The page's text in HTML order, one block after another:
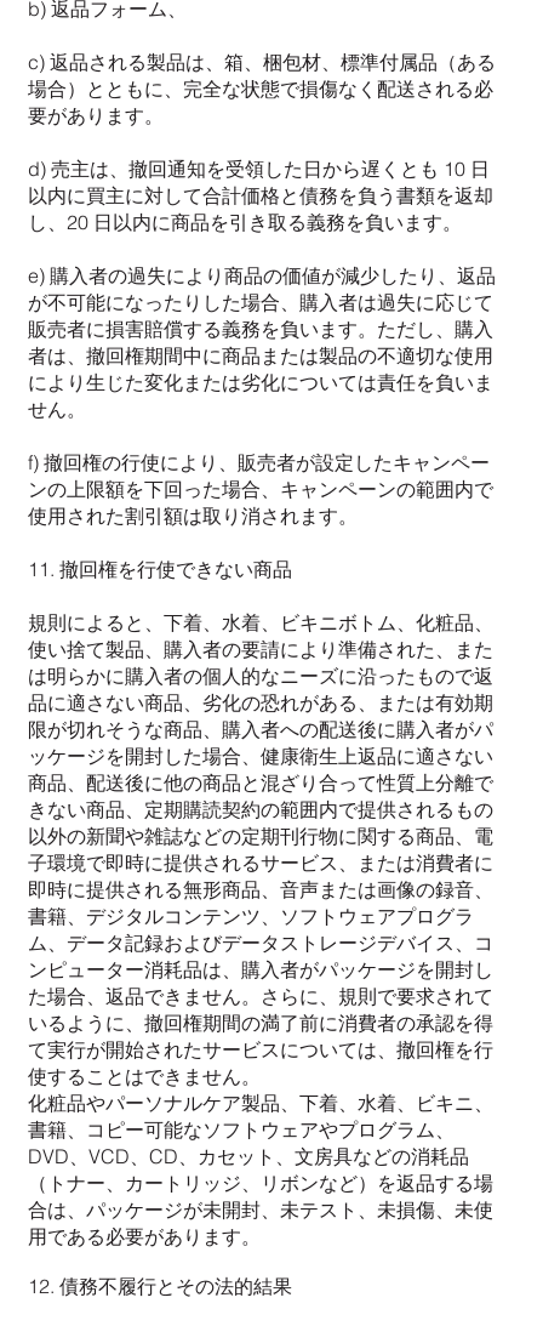
b) 返品フォーム、
c) 返品される製品は、箱、梱包材、標準付属品（ある
場合）とともに、完全な状態で損傷なく配送される必
要があります。
d) 売主は、撤回通知を受領した日から遅くとも 10 日
以内に買主に対して合計価格と債務を負う書類を返却
し、20 日以内に商品を引き取る義務を負います。
e) 購入者の過失により商品の価値が減少したり、返品
が不可能になったりした場合、購入者は過失に応じて
販売者に損害賠償する義務を負います。ただし、購入
者は、撤回権期間中に商品または製品の不適切な使用
により生じた変化または劣化については責任を負いま
せん。
f) 撤回権の行使により、販売者が設定したキャンペー
ンの上限額を下回った場合、キャンペーンの範囲内で
使用された割引額は取り消されます。
11. 撤回権を行使できない商品
規則によると、下着、水着、ビキニボトム、化粧品、
使い捨て製品、購入者の要請により準備された、また
は明らかに購入者の個人的なニーズに沿ったもので返
品に適さない商品、劣化の恐れがある、または有効期
限が切れそうな商品、購入者への配送後に購入者がパ
ッケージを開封した場合、健康衛生上返品に適さない
商品、配送後に他の商品と混ざり合って性質上分離で
きない商品、定期購読契約の範囲内で提供されるもの
以外の新聞や雑誌などの定期刊行物に関する商品、電
子環境で即時に提供されるサービス、または消費者に
即時に提供される無形商品、音声または画像の録音、
書籍、デジタルコンテンツ、ソフトウェアプログラ
ム、データ記録およびデータストレージデバイス、コ
ンピューター消耗品は、購入者がパッケージを開封し
た場合、返品できません。さらに、規則で要求されて
いるように、撤回権期間の満了前に消費者の承認を得
て実行が開始されたサービスについては、撤回権を行
使することはできません。
化粧品やパーソナルケア製品、下着、水着、ビキニ、
書籍、コピー可能なソフトウェアやプログラム、
DVD、VCD、CD、カセット、文房具などの消耗品
（トナー、カートリッジ、リボンなど）を返品する場
合は、パッケージが未開封、未テスト、未損傷、未使
用である必要があります。
12. 債務不履行とその法的結果